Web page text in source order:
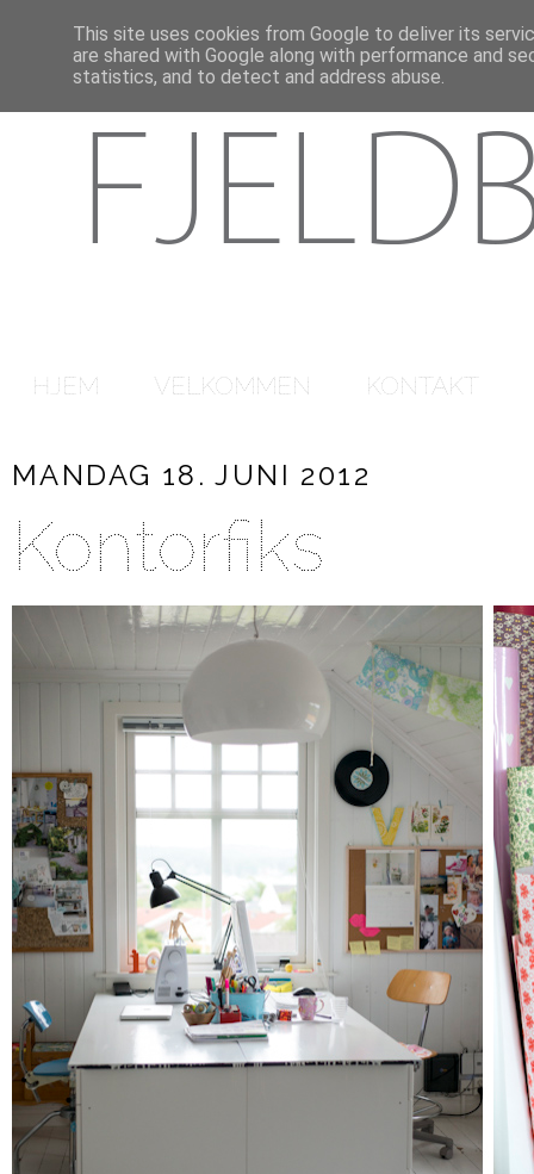
HJEM VELKOMMEN KONTAKT
MANDAG 18. JUNI 2012
Kontorfiks
This site uses cookies from Google to deliver its
are shared with Google along with performance and
statistics, and to detect and address abuse.